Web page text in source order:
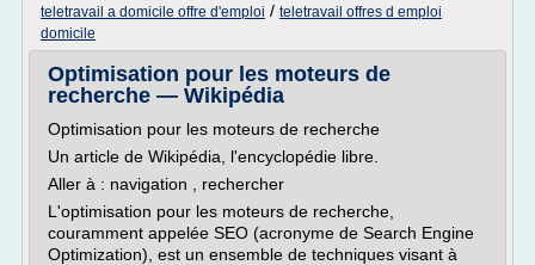
teletravail a domicile offre d'emploi / teletravail offres d emploi
domicile
Optimisation pour les moteurs de
recherche — Wikipédia
Optimisation pour les moteurs de recherche
Un article de Wikipédia, l'encyclopédie libre.
Aller à : navigation , rechercher
L'optimisation pour les moteurs de recherche,
couramment appelée SEO (acronyme de Search Engine
Optimization), est un ensemble de techniques visant à